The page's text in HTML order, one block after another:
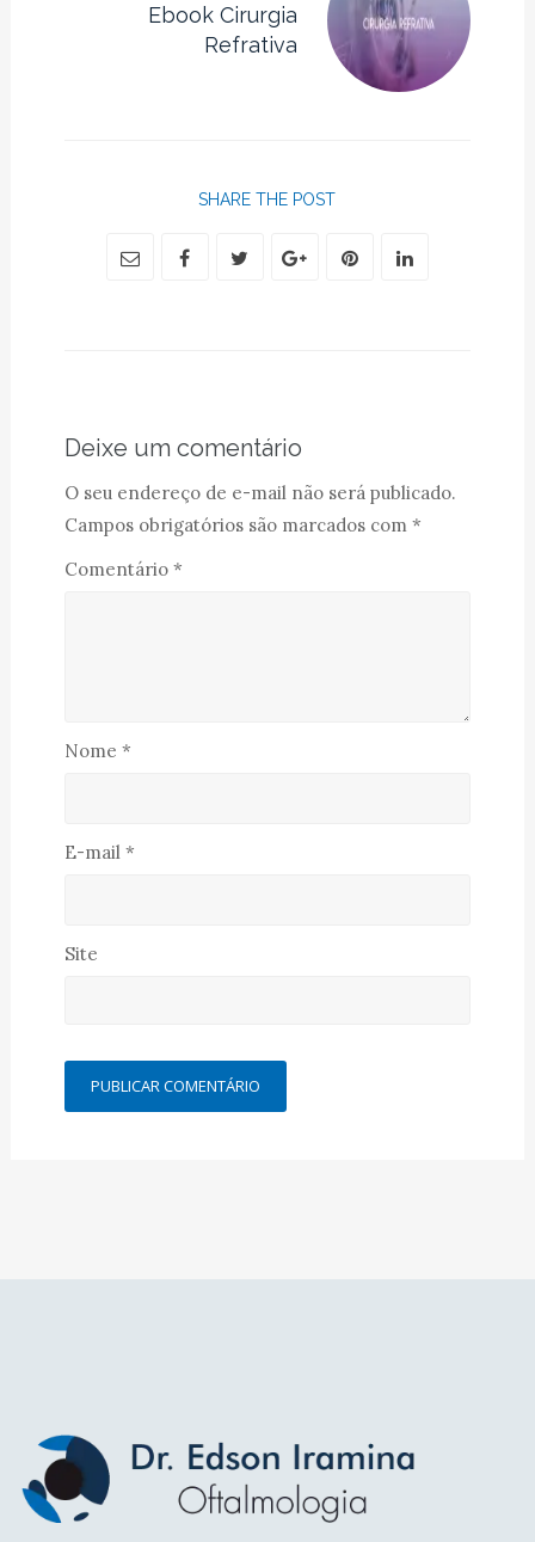
Ebook Cirurgia
Refrativa
SHARE THE POST
Deixe um comentário
O seu endereço de e-mail não será publicado.
Campos obrigatórios são marcados com *
Comentário *
Nome *
E-mail *
Site